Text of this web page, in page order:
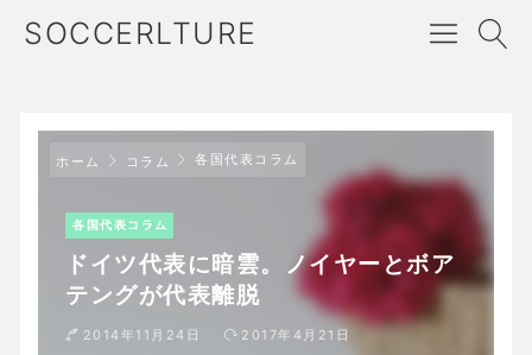
SOCCERLTURE
ホーム コラム 各国代表コラム
各国代表コラム
ドイツ代表に暗雲。ノイヤーとボア
テングが代表離脱
2014年11月24日 2017年4月21日